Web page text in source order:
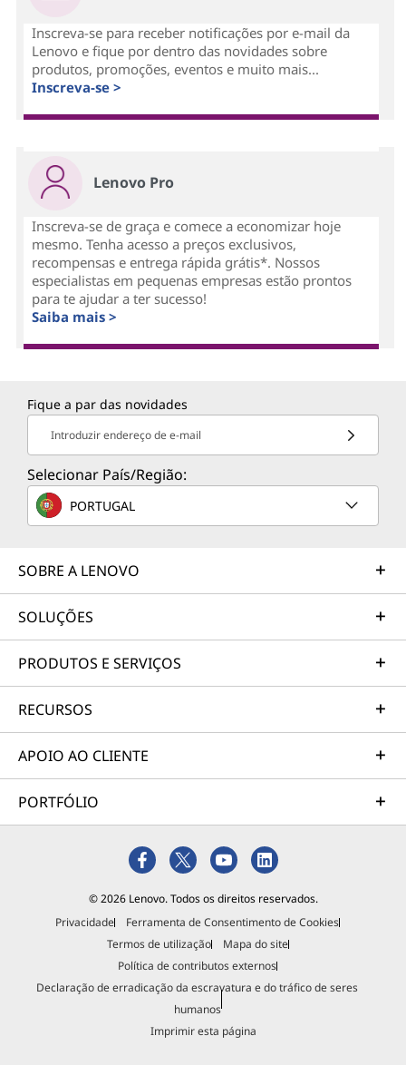
Inscreva-se para receber notificações por e-mail da
Lenovo e fique por dentro das novidades sobre
produtos, promoções, eventos e muito mais...
Inscreva-se >
Lenovo Pro
Inscreva-se de graça e comece a economizar hoje
mesmo. Tenha acesso a preços exclusivos,
recompensas e entrega rápida grátis*. Nossos
especialistas em pequenas empresas estão prontos
para te ajudar a ter sucesso!
Saiba mais >
Fique a par das novidades
Introduzir endereço de e-mail
Selecionar País/Região:
PORTUGAL
SOBRE A LENOVO
SOLUÇÕES
PRODUTOS E SERVIÇOS
RECURSOS
APOIO AO CLIENTE
PORTFÓLIO
© 2026 Lenovo. Todos os direitos reservados.
Privacidade
Ferramenta de Consentimento de Cookies
Termos de utilização
Mapa do site
Política de contributos externos
Declaração de erradicação da escravatura e do tráfico de seres
humanos
Imprimir esta página